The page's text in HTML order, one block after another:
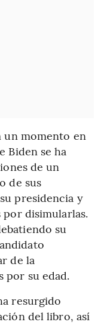
un momento en
Biden se ha
de un
de sus
presidencia y
por disimularlas.
su
de la
por su edad.
resurgido
del libro, así